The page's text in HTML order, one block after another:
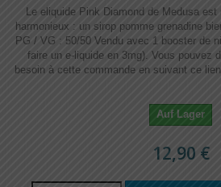
Le eliquide Pink Diamond de Medusa
harmonieux : un sirop pomme grenadine
PG / VG : 50/50 Vendu avec 1 booster de
faire un e-liquide en 3mg). Vous pouvez
besoin à cette commande en suivant ce
Auf Lager
12,90 €